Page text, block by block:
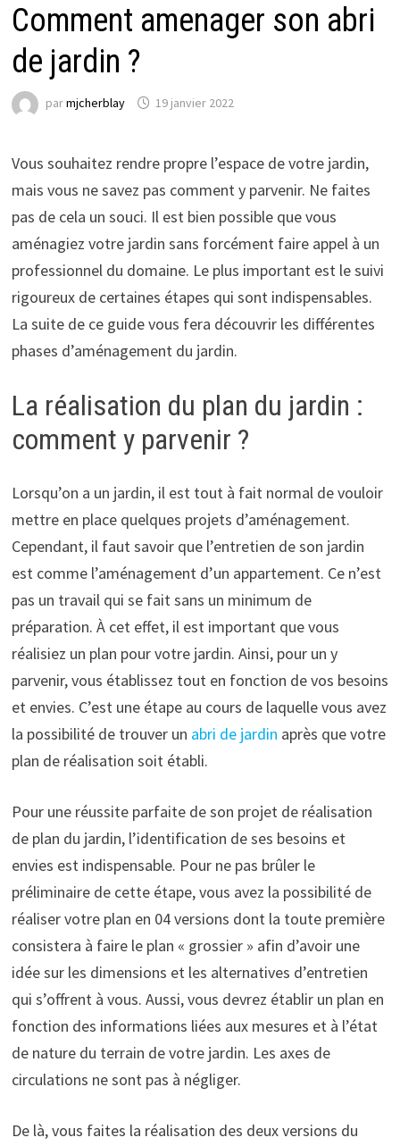
Comment amenager son abri
de jardin ?
parmjcherblay 19 janvier 2022
Vous souhaitez rendre propre l’espace de votre jardin,
mais vous ne savez pas comment y parvenir. Ne faites
pas de cela un souci. Il est bien possible que vous
aménagiez votre jardin sans forcément faire appel à un
professionnel du domaine. Le plus important est le suivi
rigoureux de certaines étapes qui sont indispensables.
La suite de ce guide vous fera découvrir les différentes
phases d’aménagement du jardin.
La réalisation du plan du jardin :
comment y parvenir ?
Lorsqu’on a un jardin, il est tout à fait normal de vouloir
mettre en place quelques projets d’aménagement.
Cependant, il faut savoir que l’entretien de son jardin
est comme l’aménagement d’un appartement. Ce n’est
pas un travail qui se fait sans un minimum de
préparation. À cet effet, il est important que vous
réalisiez un plan pour votre jardin. Ainsi, pour un y
parvenir, vous établissez tout en fonction de vos besoins
et envies. C’est une étape au cours de laquelle vous avez
la possibilité de trouver un abri de jardin après que votre
plan de réalisation soit établi.
Pour une réussite parfaite de son projet de réalisation
de plan du jardin, l’identification de ses besoins et
envies est indispensable. Pour ne pas brûler le
préliminaire de cette étape, vous avez la possibilité de
réaliser votre plan en 04 versions dont la toute première
consistera à faire le plan « grossier » afin d’avoir une
idée sur les dimensions et les alternatives d’entretien
qui s’offrent à vous. Aussi, vous devrez établir un plan en
fonction des informations liées aux mesures et à l’état
de nature du terrain de votre jardin. Les axes de
circulations ne sont pas à négliger.
De là, vous faites la réalisation des deux versions du